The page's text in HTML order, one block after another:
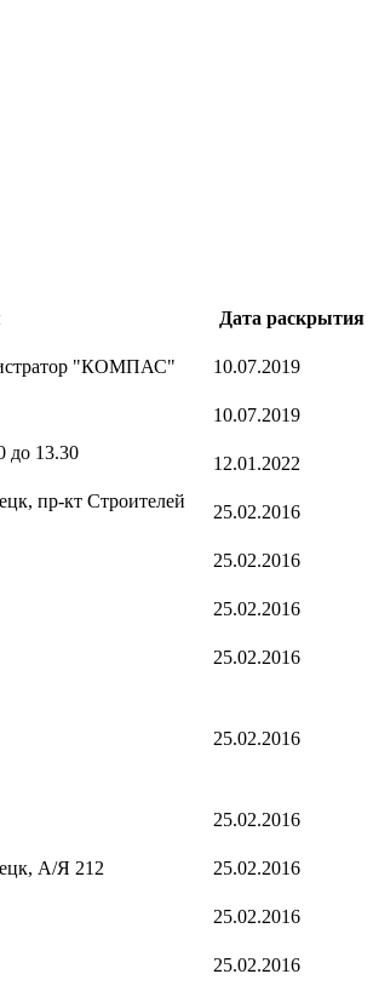
Дата раскрытия
"КОМПАС" 10.07.2019
10.07.2019
до 13.30
12.01.2022
пр-кт Строителей
25.02.2016
25.02.2016
25.02.2016
25.02.2016
25.02.2016
25.02.2016
А/Я 212 25.02.2016
25.02.2016
25.02.2016